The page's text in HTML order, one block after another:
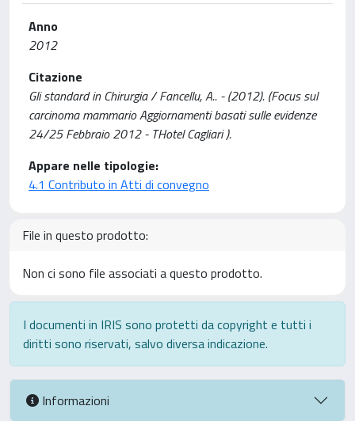
Anno
2012
Citazione
Gli standard in Chirurgia / Fancellu, A.. - (2012). (Focus sul
carcinoma mammario Aggiornamenti basati sulle evidenze
24/25 Febbraio 2012 - THotel Cagliari ).
Appare nelle tipologie:
4.1 Contributo in Atti di convegno
File in questo prodotto:
Non ci sono file associati a questo prodotto.
I documenti in IRIS sono protetti da copyright e tutti i
diritti sono riservati, salvo diversa indicazione.
Informazioni